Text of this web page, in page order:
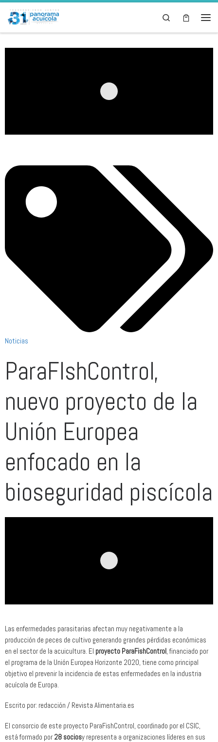
Skip to content Search
Noticias
ParaFIshControl,
nuevo proyecto de la
Unión Europea
enfocado en la
bioseguridad piscícola
Las enfermedades parasitarias afectan muy negativamente a la
producción de peces de cultivo generando grandes pérdidas económicas
en el sector de la acuicultura. El proyecto ParaFishControl, financiado por
el programa de la Unión Europea Horizonte 2020, tiene como principal
objetivo el prevenir la incidencia de estas enfermedades en la industria
acuícola de Europa.
Escrito por: redacción / Revista Alimentaria.es
El consorcio de este proyecto ParaFishControl, coordinado por el CSIC,
está formado por28 sociosy representa a organizaciones líderes en sus